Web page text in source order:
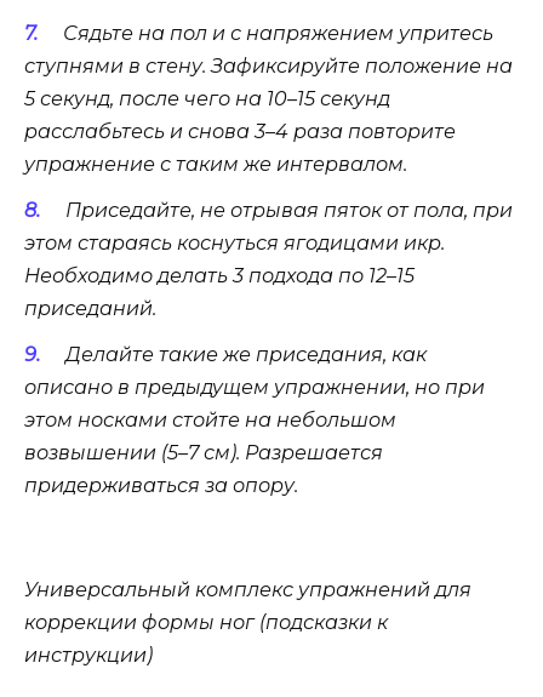
Сядьте на пол и с напряжением упритесь
ступнями в стену. Зафиксируйте положение на
5 секунд, после чего на 10–15 секунд
расслабьтесь и снова 3–4 раза повторите
упражнение с таким же интервалом.
Приседайте, не отрывая пяток от пола, при
этом стараясь коснуться ягодицами икр.
Необходимо делать 3 подхода по 12–15
приседаний.
Делайте такие же приседания, как
описано в предыдущем упражнении, но при
этом носками стойте на небольшом
возвышении (5–7 см). Разрешается
придерживаться за опору.
Универсальный комплекс упражнений для
коррекции формы ног (подсказки к
инструкции)